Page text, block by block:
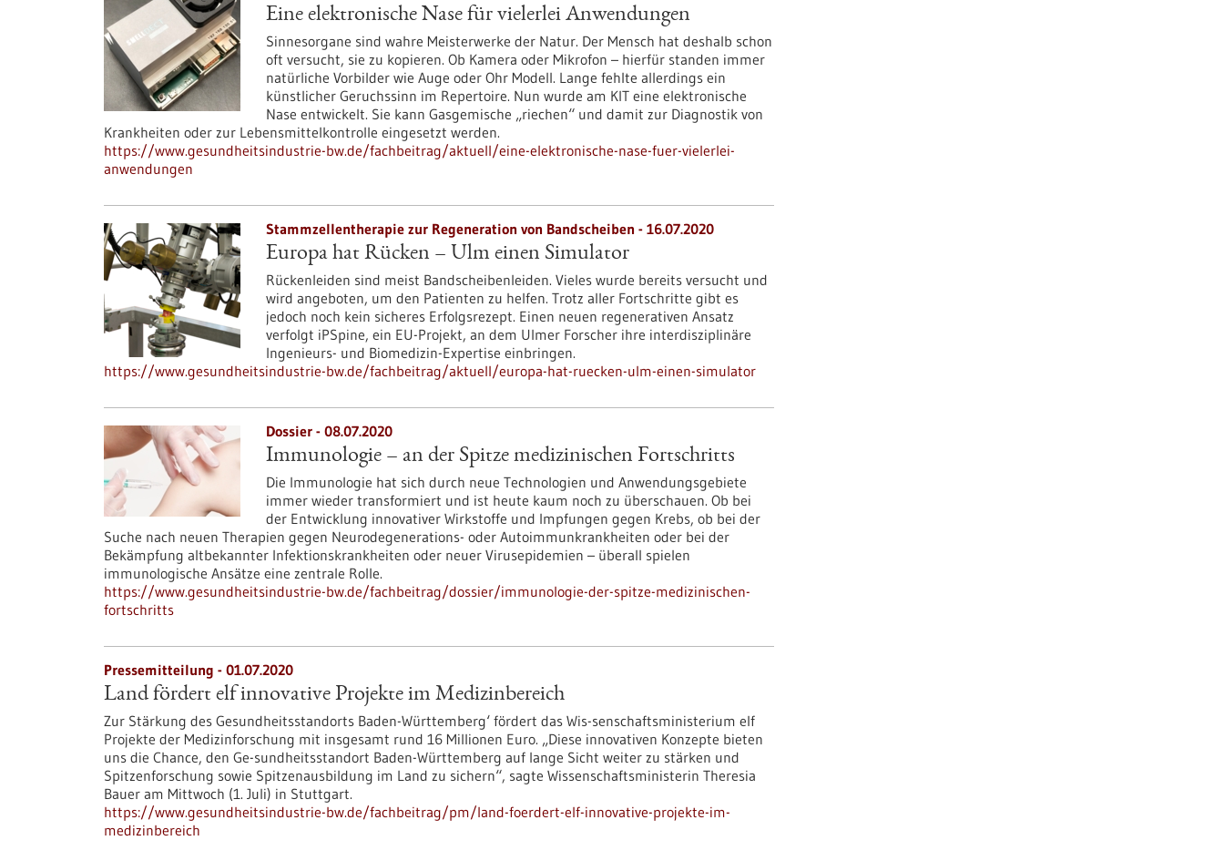
Eine elektronische Nase für vielerlei Anwendungen
Sinnesorgane sind wahre Meisterwerke der Natur. Der Mensch hat deshalb schon
oft versucht, sie zu kopieren. Ob Kamera oder Mikrofon – hierfür standen immer
natürliche Vorbilder wie Auge oder Ohr Modell. Lange fehlte allerdings ein
künstlicher Geruchssinn im Repertoire. Nun wurde am KIT eine elektronische
Nase entwickelt. Sie kann Gasgemische „riechen“ und damit zur Diagnostik von
Krankheiten oder zur Lebensmittelkontrolle eingesetzt werden.
https://www.gesundheitsindustrie-bw.de/fachbeitrag/aktuell/eine-elektronische-nase-fuer-vielerlei-
anwendungen
Stammzellentherapie zur Regeneration von Bandscheiben - 16.07.2020
Europa hat Rücken – Ulm einen Simulator
Rückenleiden sind meist Bandscheibenleiden. Vieles wurde bereits versucht und
wird angeboten, um den Patienten zu helfen. Trotz aller Fortschritte gibt es
jedoch noch kein sicheres Erfolgsrezept. Einen neuen regenerativen Ansatz
verfolgt iPSpine, ein EU-Projekt, an dem Ulmer Forscher ihre interdisziplinäre
Ingenieurs- und Biomedizin-Expertise einbringen.
https://www.gesundheitsindustrie-bw.de/fachbeitrag/aktuell/europa-hat-ruecken-ulm-einen-simulator
Dossier - 08.07.2020
Immunologie – an der Spitze medizinischen Fortschritts
Die Immunologie hat sich durch neue Technologien und Anwendungsgebiete
immer wieder transformiert und ist heute kaum noch zu überschauen. Ob bei
der Entwicklung innovativer Wirkstoffe und Impfungen gegen Krebs, ob bei der
Suche nach neuen Therapien gegen Neurodegenerations- oder Autoimmunkrankheiten oder bei der
Bekämpfung altbekannter Infektionskrankheiten oder neuer Virusepidemien – überall spielen
immunologische Ansätze eine zentrale Rolle.
https://www.gesundheitsindustrie-bw.de/fachbeitrag/dossier/immunologie-der-spitze-medizinischen-
fortschritts
Pressemitteilung - 01.07.2020
Land fördert elf innovative Projekte im Medizinbereich
Zur Stärkung des Gesundheitsstandorts Baden-Württemberg‘ fördert das Wis-senschaftsministerium elf
Projekte der Medizinforschung mit insgesamt rund 16 Millionen Euro. „Diese innovativen Konzepte bieten
uns die Chance, den Ge-sundheitsstandort Baden-Württemberg auf lange Sicht weiter zu stärken und
Spitzenforschung sowie Spitzenausbildung im Land zu sichern“, sagte Wissenschaftsministerin Theresia
Bauer am Mittwoch (1. Juli) in Stuttgart.
https://www.gesundheitsindustrie-bw.de/fachbeitrag/pm/land-foerdert-elf-innovative-projekte-im-
medizinbereich